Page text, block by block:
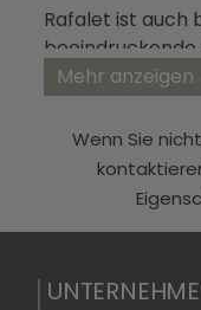
Rafalet ist auch
beeindruckende
Mehr anzeigen
Wenn Sie